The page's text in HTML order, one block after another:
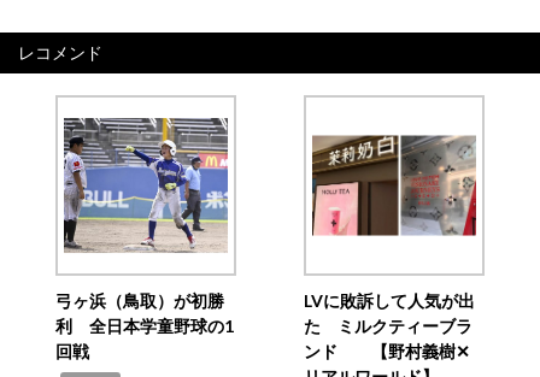
レコメンド
弓ヶ浜（鳥取）が初勝
利 全日本学童野球の1
回戦
LVに敗訴して人気が出
た ミルクティーブラ
ンド 【野村義樹✕